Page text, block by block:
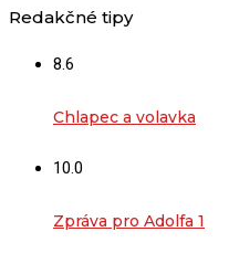
Redakčné tipy
8.6
Chlapec a volavka
10.0
Zpráva pro Adolfa 1